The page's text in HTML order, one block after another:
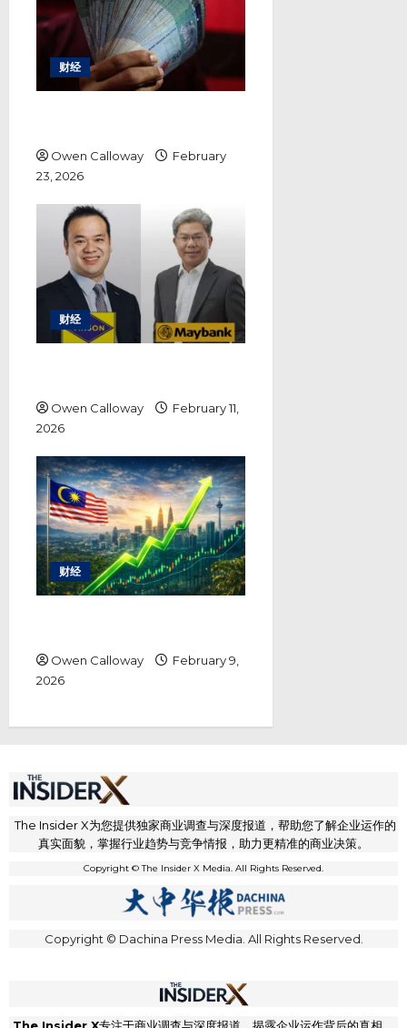
财经
Owen Calloway
February
23, 2026
财经
Owen Calloway
February 11,
2026
财经
Owen Calloway
February 9,
2026
The Insider X为您提供独家商业调查与深度报道，帮助您了解企业运作的
真实面貌，掌握行业趋势与竞争情报，助力更精准的商业决策。
Copyright © The Insider X Media. All Rights Reserved.
Copyright © Dachina Press Media. All Rights Reserved.